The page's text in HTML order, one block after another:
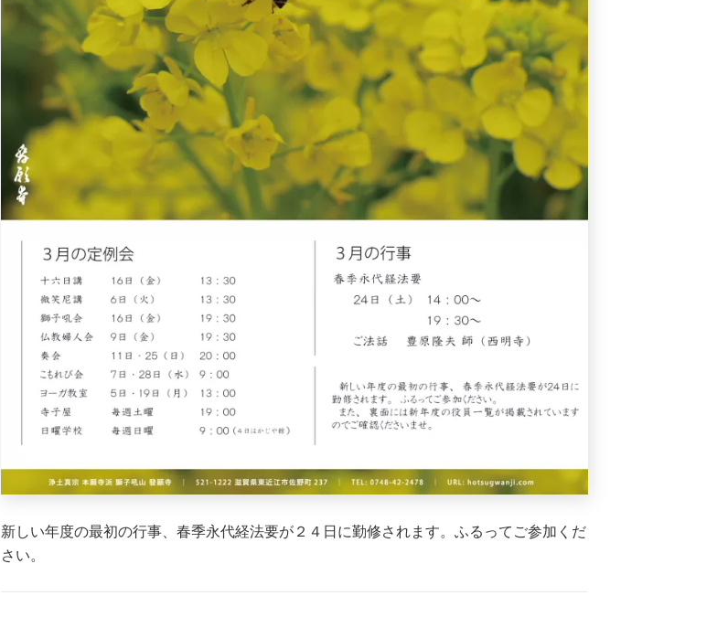
新しい年度の最初の行事、春季永代経法要が２４日に勤修されます。ふるってご参加くだ
さい。